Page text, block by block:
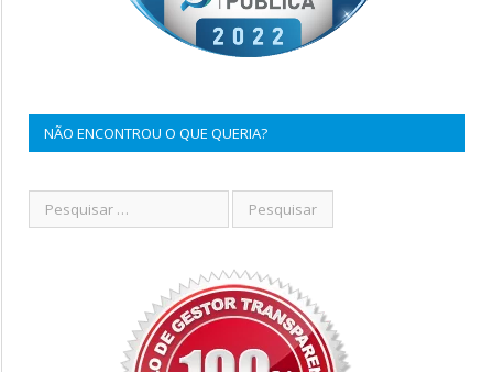
NÃO ENCONTROU O QUE QUERIA?